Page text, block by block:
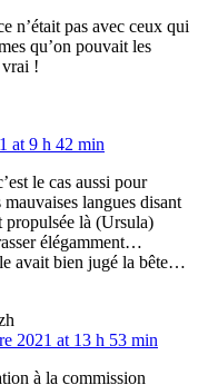
n’était pas avec ceux qui
qu’on pouvait les
!
at 9 h 42 min
le cas aussi pour
langues disant
propulsée là (Ursula)
élégamment…
avait bien jugé la bête…
2021 at 13 h 53 min
à la commission